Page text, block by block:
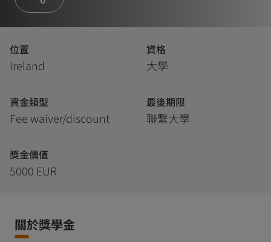
位置
Ireland
資格
大學
資金類型
Fee waiver/discount
最後期限
聯繫大學
獎金價值
5000 EUR
關於獎學金